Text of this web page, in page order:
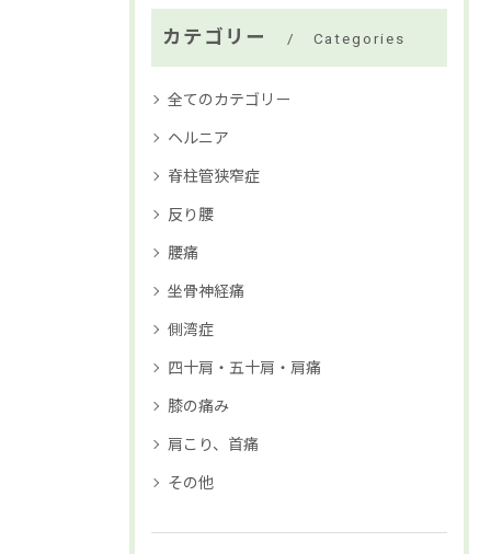
カテゴリー Categories
全てのカテゴリー
ヘルニア
脊柱管狭窄症
反り腰
腰痛
坐骨神経痛
側湾症
四十肩・五十肩・肩痛
膝の痛み
肩こり、首痛
その他